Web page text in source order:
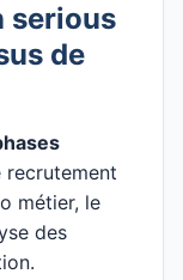
serious
de
recrutement
métier, le
des